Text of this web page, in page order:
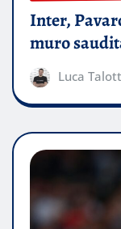
Inter,
muro
Luca